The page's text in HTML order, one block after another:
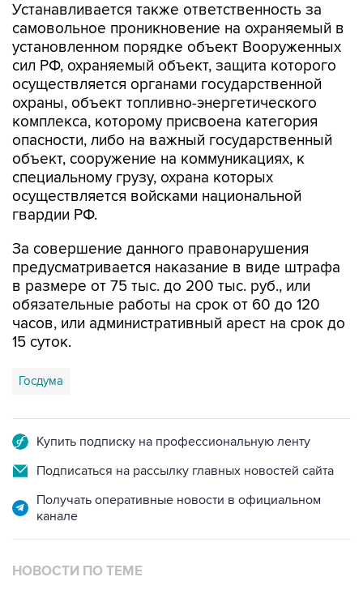
Устанавливается также ответственность за
самовольное проникновение на охраняемый в
установленном порядке объект Вооруженных
сил РФ, охраняемый объект, защита которого
осуществляется органами государственной
охраны, объект топливно-энергетического
комплекса, которому присвоена категория
опасности, либо на важный государственный
объект, сооружение на коммуникациях, к
специальному грузу, охрана которых
осуществляется войсками национальной
гвардии РФ.
За совершение данного правонарушения
предусматривается наказание в виде штрафа
в размере от 75 тыс. до 200 тыс. руб., или
обязательные работы на срок от 60 до 120
часов, или административный арест на срок до
15 суток.
Госдума
Купить подписку на профессиональную ленту
Подписаться на рассылку главных новостей сайта
Получать оперативные новости в официальном
канале
НОВОСТИ ПО ТЕМЕ